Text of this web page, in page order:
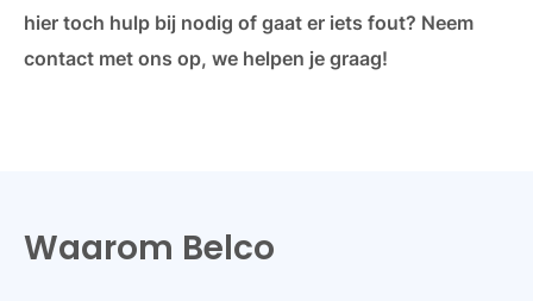
hier toch hulp bij nodig of gaat er iets fout? Neem
contact met ons op, we helpen je graag!
Waarom Belco